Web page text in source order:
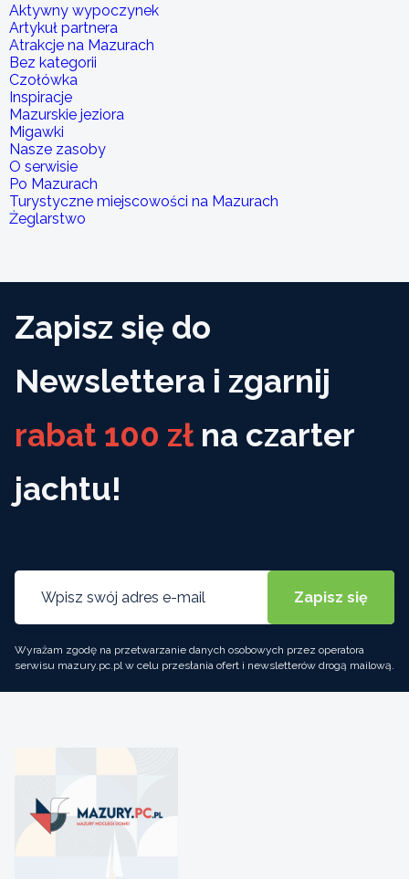
Aktywny wypoczynek
Artykuł partnera
Atrakcje na Mazurach
Bez kategorii
Czołówka
Inspiracje
Mazurskie jeziora
Migawki
Nasze zasoby
O serwisie
Po Mazurach
Turystyczne miejscowości na Mazurach
Żeglarstwo
Zapisz się do
Newslettera i zgarnij
rabat 100 zł na czarter
jachtu!
Wyrażam zgodę na przetwarzanie danych osobowych przez operatora
serwisu mazury.pc.pl w celu przesłania ofert i newsletterów drogą mailową.